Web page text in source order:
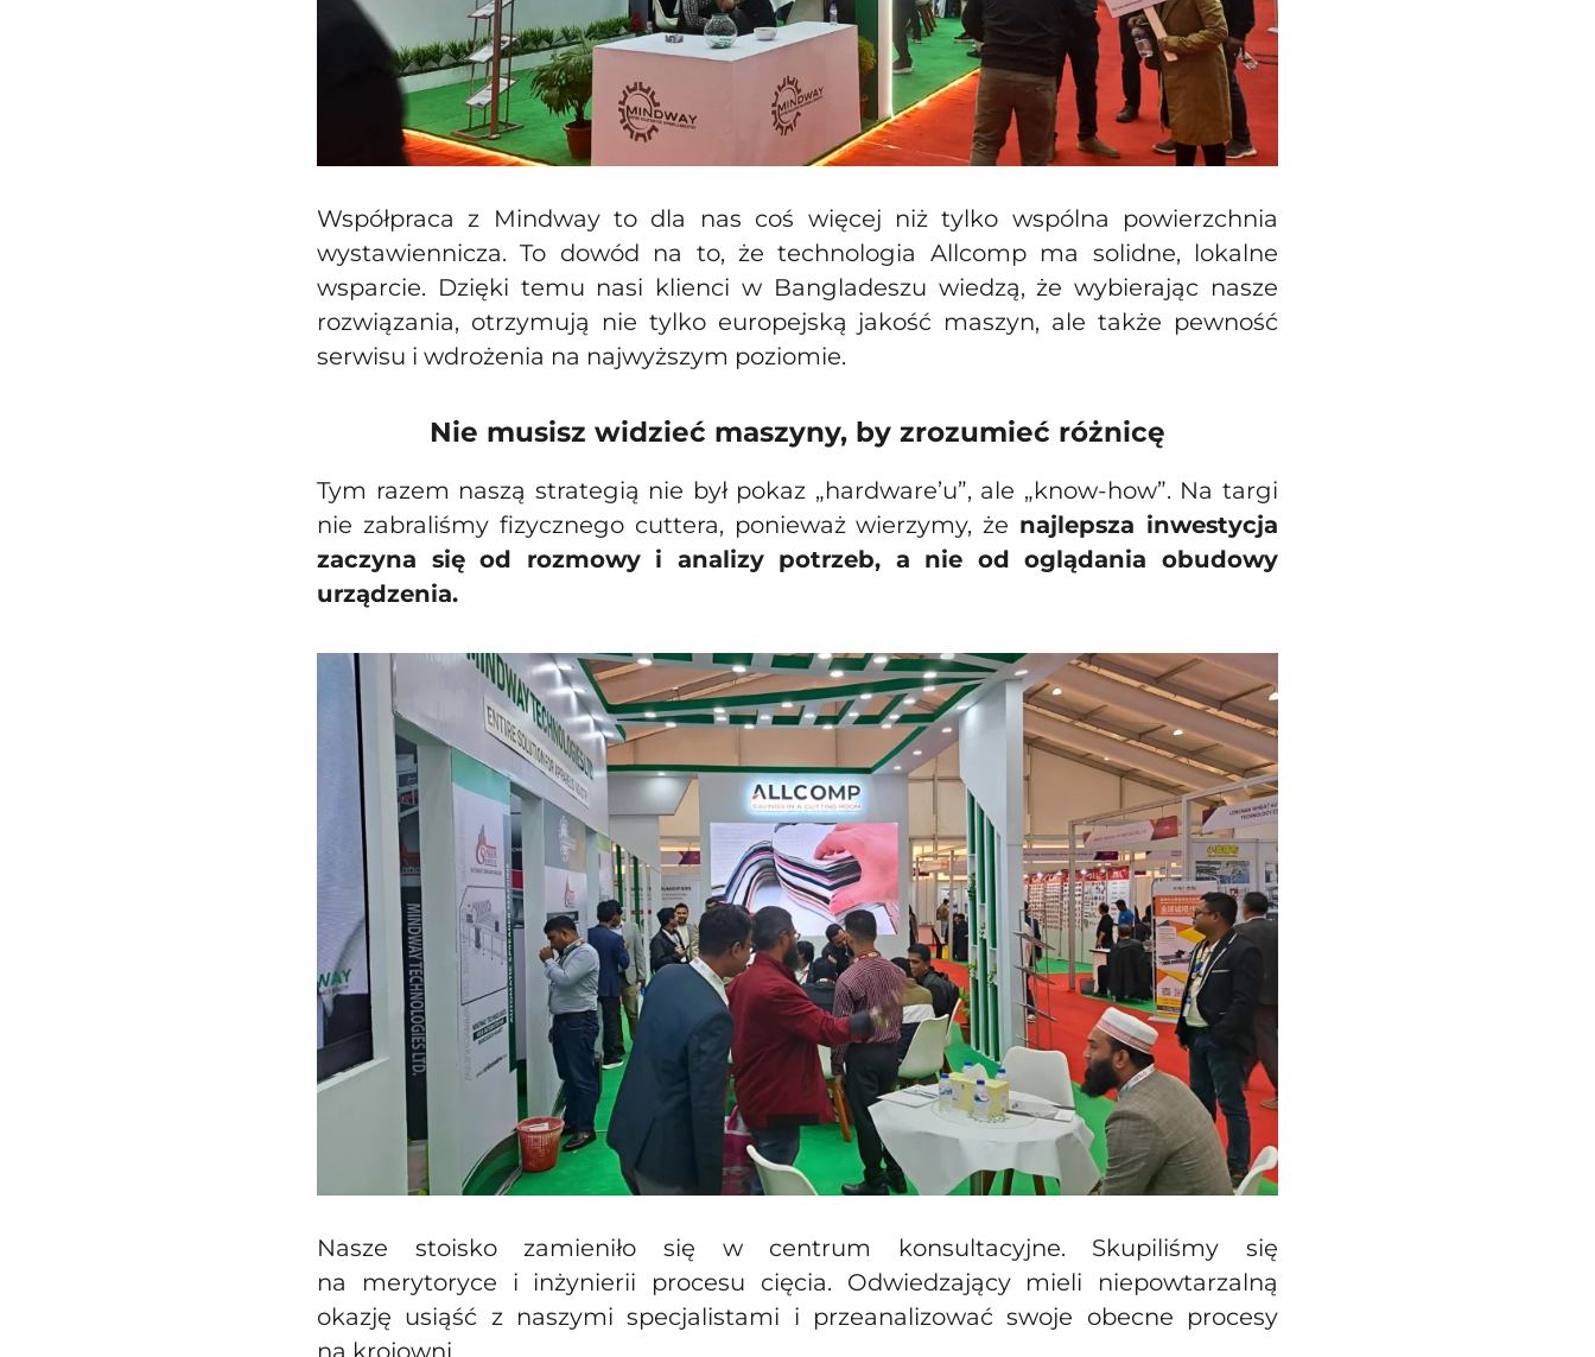
Współpraca z Mindway to dla nas coś więcej niż tylko wspólna powierzchnia
wystawiennicza. To dowód na to, że technologia Allcomp ma solidne, lokalne
wsparcie. Dzięki temu nasi klienci w Bangladeszu wiedzą, że wybierając nasze
rozwiązania, otrzymują nie tylko europejską jakość maszyn, ale także pewność
serwisu i wdrożenia na najwyższym poziomie.
Nie musisz widzieć maszyny, by zrozumieć różnicę
Tym razem naszą strategią nie był pokaz „hardware’u”, ale „know-how”. Na targi
nie zabraliśmy fizycznego cuttera, ponieważ wierzymy, że najlepsza inwestycja
zaczyna się od rozmowy i analizy potrzeb, a nie od oglądania obudowy
urządzenia.
Nasze stoisko zamieniło się w centrum konsultacyjne. Skupiliśmy się
na merytoryce i inżynierii procesu cięcia. Odwiedzający mieli niepowtarzalną
okazję usiąść z naszymi specjalistami i przeanalizować swoje obecne procesy
na krojowni.